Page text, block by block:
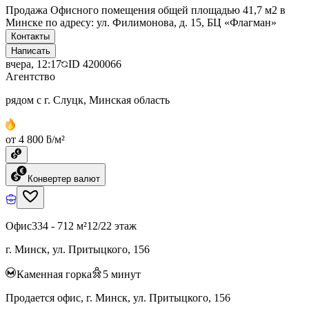
Продажа Офисного помещения общей площадью 41,7 м2 в
Минске по адресу: ул. Филимонова, д. 15, БЦ «Флагман»
Контакты
Написать
вчера, 12:17 ID 4200066
Агентство
рядом с г. Слуцк, Минская область
от 4 800 ƃ/м²
Конвертер валют
Офис334 - 712 м²12/22 этаж
г. Минск, ул. Притыцкого, 156
Каменная горка 5 минут
Продается офис, г. Минск, ул. Притыцкого, 156